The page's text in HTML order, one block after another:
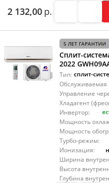
2 132,00 р.
5 ЛЕТ ГАРАНТИИ
Сплит-
2022
Тип: сплит-
Обслуживаемая
Управление
Хладагент
Инвертор:
Мощность
Мощность
Турбо-режим:
Ионизация:
Ширина
Высота
Глубина